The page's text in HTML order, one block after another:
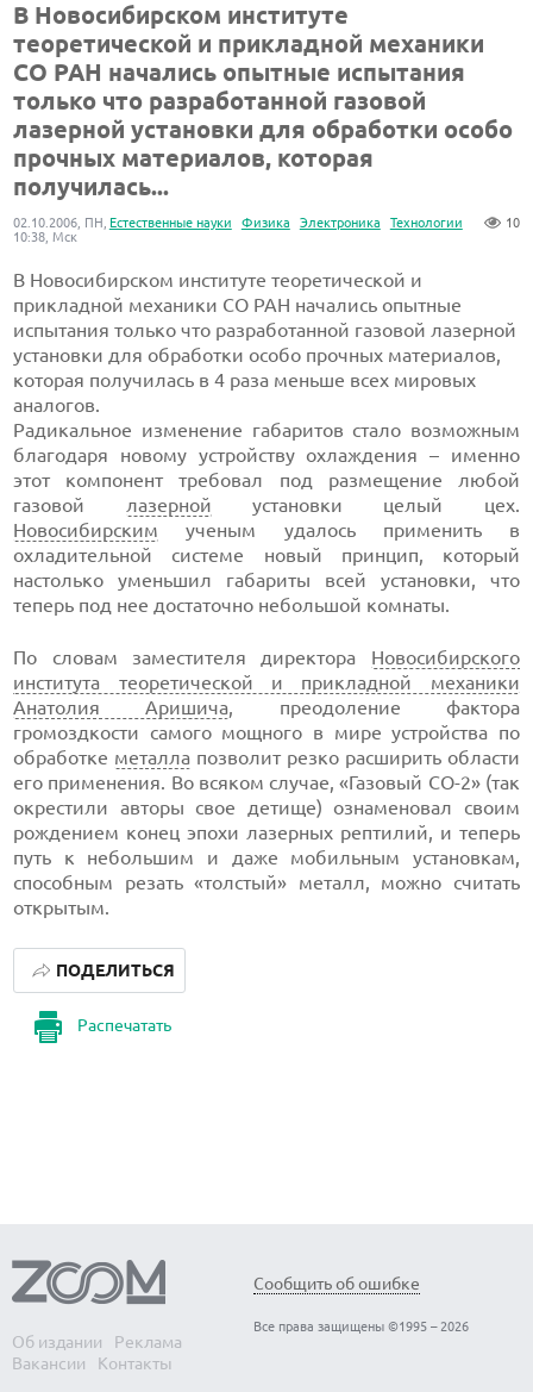
В Новосибирском институте
теоретической и прикладной механики
СО РАН начались опытные испытания
только что разработанной газовой
лазерной установки для обработки особо
прочных материалов, которая
получилась...
Естественные науки Физика Электроника Технологии 10
02.10.2006, ПН,
10:38, Мск
В Новосибирском институте теоретической и
прикладной механики СО РАН начались опытные
испытания только что разработанной газовой лазерной
установки для обработки особо прочных материалов,
которая получилась в 4 раза меньше всех мировых
аналогов.
Радикальное изменение габаритов стало возможным
благодаря новому устройству охлаждения – именно
этот компонент требовал под размещение любой
газовой лазерной установки целый цех.
Новосибирским ученым удалось применить в
охладительной системе новый принцип, который
настолько уменьшил габариты всей установки, что
теперь под нее достаточно небольшой комнаты.
По словам заместителя директора Новосибирского
института теоретической и прикладной механики
Анатолия Аришича, преодоление фактора
громоздкости самого мощного в мире устройства по
обработке металла позволит резко расширить области
его применения. Во всяком случае, «Газовый СО-2» (так
окрестили авторы свое детище) ознаменовал своим
рождением конец эпохи лазерных рептилий, и теперь
путь к небольшим и даже мобильным установкам,
способным резать «толстый» металл, можно считать
открытым.
Распечатать
ПОДЕЛИТЬСЯ
Об издании
Реклама
Вакансии
Контакты
Сообщить об ошибке
Все права защищены ©1995 – 2026